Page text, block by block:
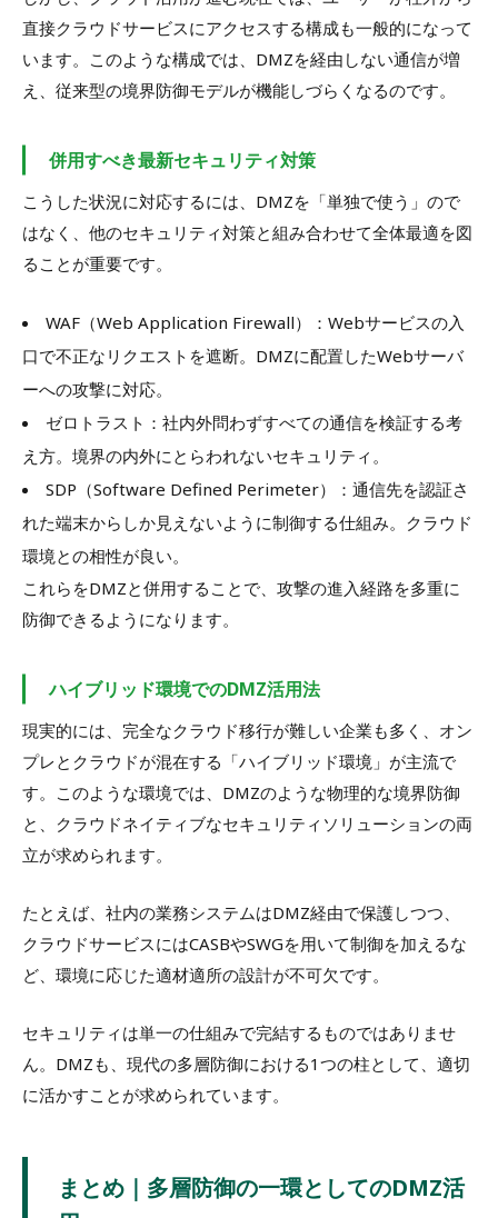
直接クラウドサービスにアクセスする構成も一般的になって
います。このような構成では、DMZを経由しない通信が増
え、従来型の境界防御モデルが機能しづらくなるのです。
併用すべき最新セキュリティ対策
こうした状況に対応するには、DMZを「単独で使う」ので
はなく、他のセキュリティ対策と組み合わせて全体最適を図
ることが重要です。
WAF（Web Application Firewall）：Webサービスの入
口で不正なリクエストを遮断。DMZに配置したWebサーバ
ーへの攻撃に対応。
ゼロトラスト：社内外問わずすべての通信を検証する考
え方。境界の内外にとらわれないセキュリティ。
SDP（Software Defined Perimeter）：通信先を認証さ
れた端末からしか見えないように制御する仕組み。クラウド
環境との相性が良い。
これらをDMZと併用することで、攻撃の進入経路を多重に
防御できるようになります。
ハイブリッド環境でのDMZ活用法
現実的には、完全なクラウド移行が難しい企業も多く、オン
プレとクラウドが混在する「ハイブリッド環境」が主流で
す。このような環境では、DMZのような物理的な境界防御
と、クラウドネイティブなセキュリティソリューションの両
立が求められます。
たとえば、社内の業務システムはDMZ経由で保護しつつ、
クラウドサービスにはCASBやSWGを用いて制御を加えるな
ど、環境に応じた適材適所の設計が不可欠です。
セキュリティは単一の仕組みで完結するものではありませ
ん。DMZも、現代の多層防御における1つの柱として、適切
に活かすことが求められています。
まとめ｜多層防御の一環としてのDMZ活